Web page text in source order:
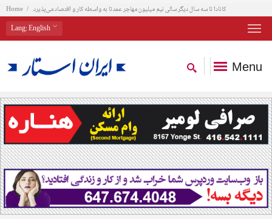
Home کانادا تا سه سال دیگر سالی نیم میلیون مهاجر عمدتا به واسطه کار و اقتصاد می‌پذیرد
Lang: English
Menu